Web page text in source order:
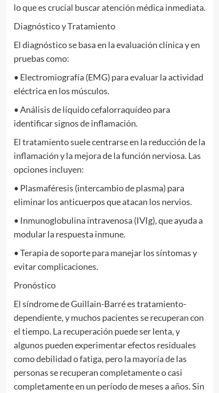
lo que es crucial buscar atención médica inmediata.
Diagnóstico y Tratamiento
El diagnóstico se basa en la evaluación clínica y en
pruebas como:
• Electromiografía (EMG) para evaluar la actividad
eléctrica en los músculos.
• Análisis de líquido cefalorraquídeo para
identificar signos de inflamación.
El tratamiento suele centrarse en la reducción de la
inflamación y la mejora de la función nerviosa. Las
opciones incluyen:
• Plasmaféresis (intercambio de plasma) para
eliminar los anticuerpos que atacan los nervios.
• Inmunoglobulina intravenosa (IVIg), que ayuda a
modular la respuesta inmune.
• Terapia de soporte para manejar los síntomas y
evitar complicaciones.
Pronóstico
El síndrome de Guillain-Barré es tratamiento-
dependiente, y muchos pacientes se recuperan con
el tiempo. La recuperación puede ser lenta, y
algunos pueden experimentar efectos residuales
como debilidad o fatiga, pero la mayoría de las
personas se recuperan completamente o casi
completamente en un período de meses a años. Sin